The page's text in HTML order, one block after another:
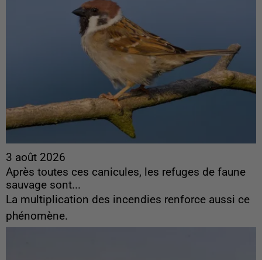
3 août 2026
Après toutes ces canicules, les refuges de faune
sauvage sont...
La multiplication des incendies renforce aussi ce
phénomène.